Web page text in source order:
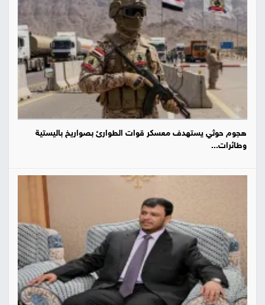
هجوم حوثي يستهدف معسكر قوات الطوارئ بصواريخ باليستية
وطائرات...